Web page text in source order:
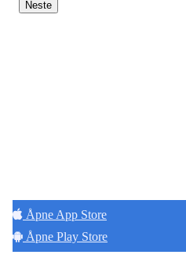
Neste
Åpne App Store
Åpne Play Store